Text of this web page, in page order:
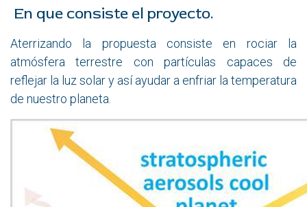
En que consiste el proyecto.
Aterrizando la propuesta consiste en rociar la
atmósfera terrestre con partículas capaces de
reflejar la luz solar y así ayudar a enfriar la temperatura
de nuestro planeta.